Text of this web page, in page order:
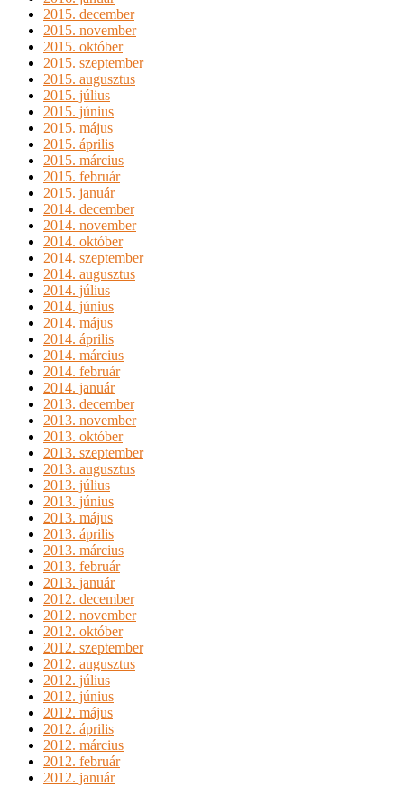
2015. december
2015. november
2015. október
2015. szeptember
2015. augusztus
2015. július
2015. június
2015. május
2015. április
2015. március
2015. február
2015. január
2014. december
2014. november
2014. október
2014. szeptember
2014. augusztus
2014. július
2014. június
2014. május
2014. április
2014. március
2014. február
2014. január
2013. december
2013. november
2013. október
2013. szeptember
2013. augusztus
2013. július
2013. június
2013. május
2013. április
2013. március
2013. február
2013. január
2012. december
2012. november
2012. október
2012. szeptember
2012. augusztus
2012. július
2012. június
2012. május
2012. április
2012. március
2012. február
2012. január